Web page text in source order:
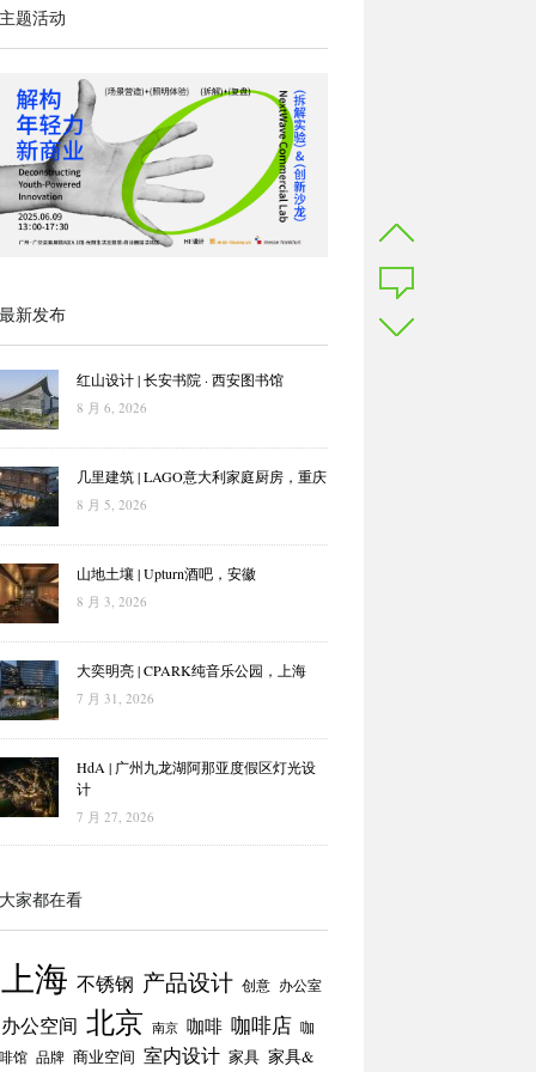
题活动
新发布
红山设计 | 长安书院 · 西安图书馆
8 月 6, 2026
几里建筑 | LAGO意大利家庭厨房，重庆
8 月 5, 2026
山地土壤 | Upturn酒吧，安徽
8 月 3, 2026
大奕明亮 | CPARK纯音乐公园，上海
7 月 31, 2026
HdA | 广州九龙湖阿那亚度假区灯光设
计
7 月 27, 2026
家都在看
上海 不锈钢 产品设计 创意 办公室
办公空间 北京 南京 咖啡 咖啡店 咖
馆 品牌 商业空间 室内设计 家具 家具&